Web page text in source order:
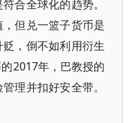
合全球化的趋势。
但兑一篮子货币是
，倒不如利用衍生
2017年，巴教授的
理并扣好安全带。